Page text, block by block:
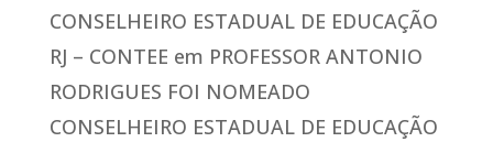
CONSELHEIRO ESTADUAL DE EDUCAÇÃO
RJ – CONTEE em PROFESSOR ANTONIO
RODRIGUES FOI NOMEADO
CONSELHEIRO ESTADUAL DE EDUCAÇÃO